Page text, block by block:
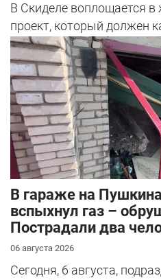
В Скиделе воплощается
проект, который должен
облик сразу четырех
В гараже на
вспыхнул газ –
Пострадали два
06 августа 2026
Сегодня, 6 августа,